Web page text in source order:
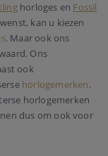
horloges en Fossil
kan u kiezen
. Maar ook ons
Ons
ook
horlogemerken.
horlogemerken
dus om ook voor